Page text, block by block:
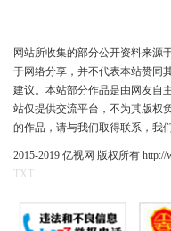
网站所收集的部分公开资料来源
于网络分享，并不代表本站赞同
建议。本站部分作品是由网友自
站仅提供交流平台，不为其版权
的作品，请与我们取得联系，我
2015-2019 亿视网 版权所有 http://
TXT